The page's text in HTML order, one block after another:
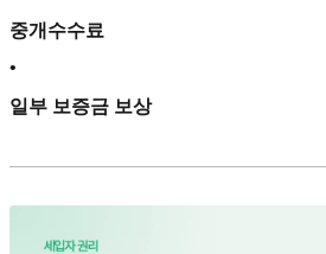
중개수수료
•
일부 보증금 보상